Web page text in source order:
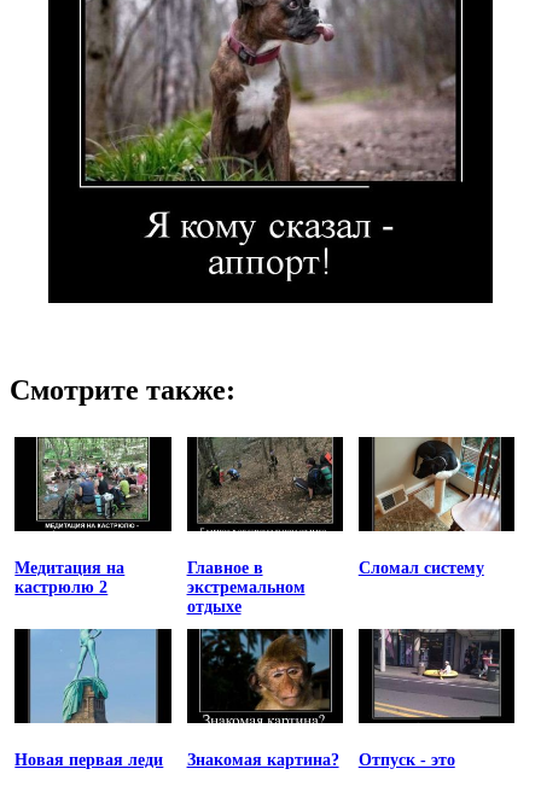
Смотрите также:
Медитация на
кастрюлю 2
Главное в
экстремальном
отдыхе
Сломал систему
Новая первая леди Знакомая картина? Отпуск - это